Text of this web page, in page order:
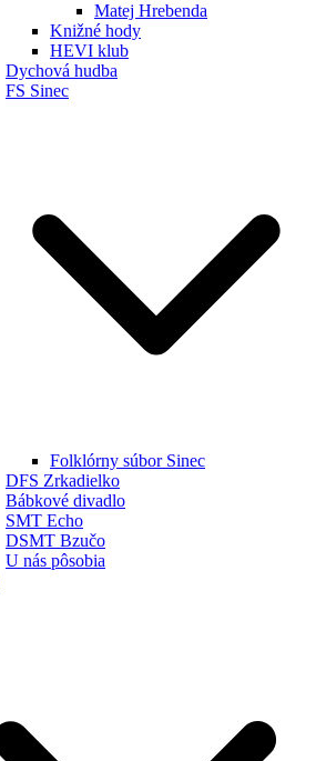
Matej Hrebenda
Knižné hody
HEVI klub
Dychová hudba
FS Sinec
Folklórny súbor Sinec
DFS Zrkadielko
Bábkové divadlo
SMT Echo
DSMT Bzučo
U nás pôsobia